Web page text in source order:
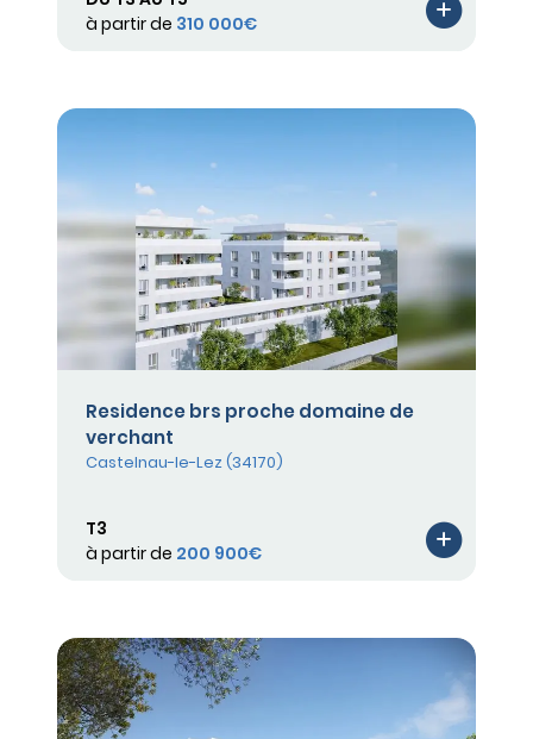
à partir de 310 000€
Residence brs proche domaine de
verchant
Castelnau-le-Lez (34170)
T3
à partir de 200 900€